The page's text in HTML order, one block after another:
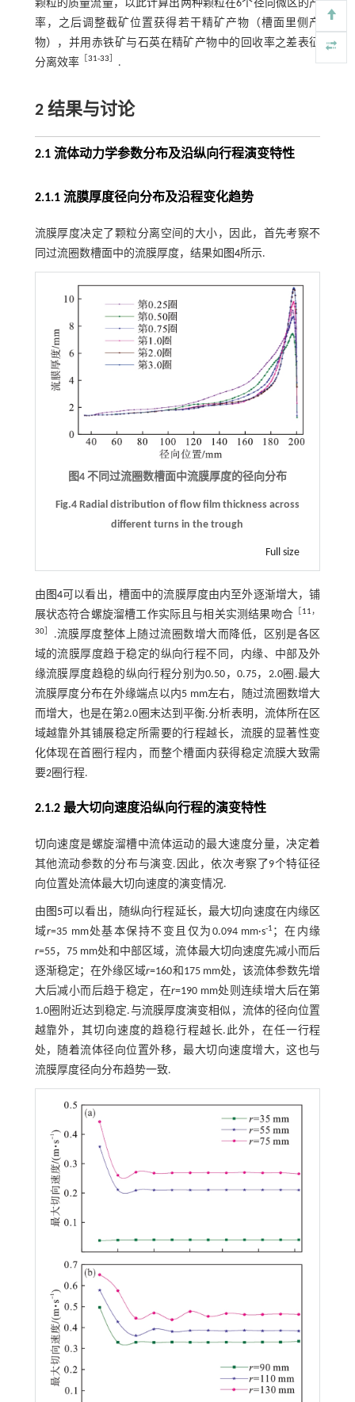
颗粒的质量流量，以此计算出两种颗粒在6个径向微区的产
率，之后调整截矿位置获得若干精矿产物（槽面里侧产
物），并用赤铁矿与石英在精矿产物中的回收率之差表征
分离效率［31-33］ .
2 结果与讨论
2.1 流体动力学参数分布及沿纵向行程演变特性
2.1.1 流膜厚度径向分布及沿程变化趋势
流膜厚度决定了颗粒分离空间的大小，因此，首先考察不
同过流圈数槽面中的流膜厚度，结果如 图4所示.
图4 不同过流圈数槽面中流膜厚度的径向分布
Fig.4 Radial distribution of flow film thickness across
different turns in the trough
Full size
由 图4可以看出，槽面中的流膜厚度由内至外逐渐增大，铺
展状态符合螺旋溜槽工作实际且与相关实测结果吻合 ［11，
30］
.流膜厚度整体上随过流圈数增大而降低，区别是各区
域的流膜厚度趋于稳定的纵向行程不同，内缘、中部及外
缘流膜厚度趋稳的纵向行程分别为0.50，0.75，2.0圈.最大
流膜厚度分布在外缘端点以内5 mm左右，随过流圈数增大
而增大，也是在第2.0圈末达到平衡.分析表明，流体所在区
域越靠外其铺展稳定所需要的行程越长，流膜的显著性变
化体现在首圈行程内，而整个槽面内获得稳定流膜大致需
要2圈行程.
2.1.2 最大切向速度沿纵向行程的演变特性
切向速度是螺旋溜槽中流体运动的最大速度分量，决定着
其他流动参数的分布与演变.因此，依次考察了9个特征径
向位置处流体最大切向速度的演变情况.
由 图5可以看出，随纵向行程延长，最大切向速度在内缘区
域r=35 mm处基本保持不变且仅为0.094 mm·s-1 ；在内缘
r=55，75 mm处和中部区域，流体最大切向速度先减小而后
逐渐稳定；在外缘区域r=160和175 mm处，该流体参数先增
大后减小而后趋于稳定，在r=190 mm处则连续增大后在第
1.0圈附近达到稳定.与流膜厚度演变相似，流体的径向位置
越靠外，其切向速度的趋稳行程越长.此外，在任一行程
处，随着流体径向位置外移，最大切向速度增大，这也与
流膜厚度径向分布趋势一致.